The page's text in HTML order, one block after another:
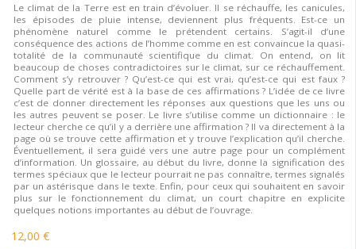
Le climat de la Terre est en train d’évoluer. Il se réchauffe, les canicules,
les épisodes de pluie intense, deviennent plus fréquents. Est-ce un
phénomène naturel comme le prétendent certains. S’agit-il d’une
conséquence des actions de l’homme comme en est convaincue la quasi-
totalité de la communauté scientifique du climat. On entend, on lit
beaucoup de choses contradictoires sur le climat, sur ce réchauffement.
Comment s’y retrouver ? Qu’est-ce qui est vrai, qu’est-ce qui est faux ?
Quelle part de vérité est à la base de ces affirmations ? L’idée de ce livre
c’est de donner directement les réponses aux questions que les uns ou
les autres peuvent se poser. Le livre s’utilise comme un dictionnaire : le
lecteur cherche ce qu’il y a derrière une affirmation ? Il va directement à la
page où se trouve cette affirmation et y trouve l’explication qu’il cherche.
Éventuellement, il sera guidé vers une autre page pour un complément
d’information. Un glossaire, au début du livre, donne la signification des
termes spéciaux que le lecteur pourrait ne pas connaître, termes signalés
par un astérisque dans le texte. Enfin, pour ceux qui souhaitent en savoir
plus sur le fonctionnement du climat, un court chapitre en explicite
quelques notions importantes au début de l’ouvrage.
12,00 €